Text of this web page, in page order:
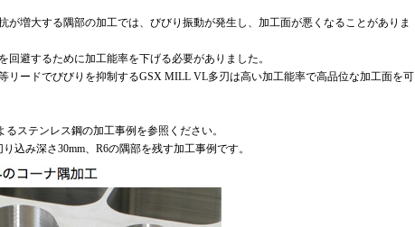
が増大する隅部の加工では、びびり振動が発生し、加工面が悪くなることがありま
回避するために加工能率を下げる必要がありました。
リードでびびりを抑制するGSX MILL VL多刃は高い加工能率で高品位な加工面を可
るステンレス鋼の加工事例を参照ください。
り込み深さ30mm、R6の隅部を残す加工事例です。